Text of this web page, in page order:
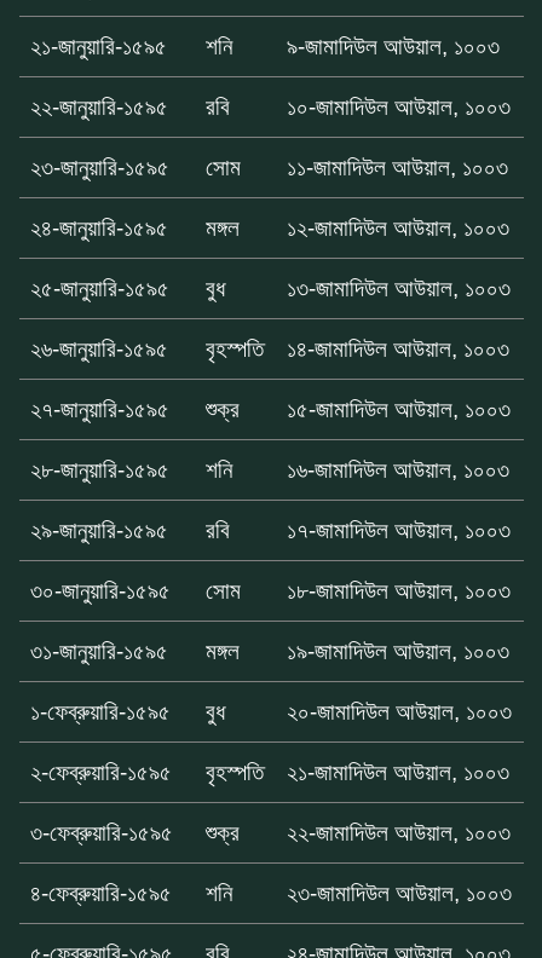
২১-জানুয়ারি-১৫৯৫ শনি ৯-জামাদিউল আউয়াল, ১০০৩
২২-জানুয়ারি-১৫৯৫ রবি ১০-জামাদিউল আউয়াল, ১০০৩
২৩-জানুয়ারি-১৫৯৫ সোম ১১-জামাদিউল আউয়াল, ১০০৩
২৪-জানুয়ারি-১৫৯৫ মঙ্গল ১২-জামাদিউল আউয়াল, ১০০৩
২৫-জানুয়ারি-১৫৯৫ বুধ ১৩-জামাদিউল আউয়াল, ১০০৩
২৬-জানুয়ারি-১৫৯৫ বৃহস্পতি ১৪-জামাদিউল আউয়াল, ১০০৩
২৭-জানুয়ারি-১৫৯৫ শুক্র ১৫-জামাদিউল আউয়াল, ১০০৩
২৮-জানুয়ারি-১৫৯৫ শনি ১৬-জামাদিউল আউয়াল, ১০০৩
২৯-জানুয়ারি-১৫৯৫ রবি ১৭-জামাদিউল আউয়াল, ১০০৩
৩০-জানুয়ারি-১৫৯৫ সোম ১৮-জামাদিউল আউয়াল, ১০০৩
৩১-জানুয়ারি-১৫৯৫ মঙ্গল ১৯-জামাদিউল আউয়াল, ১০০৩
১-ফেব্রুয়ারি-১৫৯৫ বুধ ২০-জামাদিউল আউয়াল, ১০০৩
২-ফেব্রুয়ারি-১৫৯৫ বৃহস্পতি ২১-জামাদিউল আউয়াল, ১০০৩
৩-ফেব্রুয়ারি-১৫৯৫ শুক্র ২২-জামাদিউল আউয়াল, ১০০৩
৪-ফেব্রুয়ারি-১৫৯৫ শনি ২৩-জামাদিউল আউয়াল, ১০০৩